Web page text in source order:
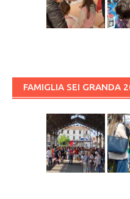
FAMIGLIA SEI GRANDA